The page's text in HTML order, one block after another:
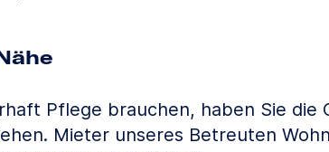
Pflege brauchen, haben Sie die
Mieter unseres Betreuten